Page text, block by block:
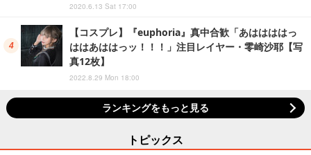
2020.6.13 Sat 17:00
【コスプレ】『euphoria』真中合歓「あははははっ
ははあははっッ！！！」注目レイヤー・零崎沙耶【写
真12枚】
2022.8.29 Mon 18:00
ランキングをもっと見る
トピックス